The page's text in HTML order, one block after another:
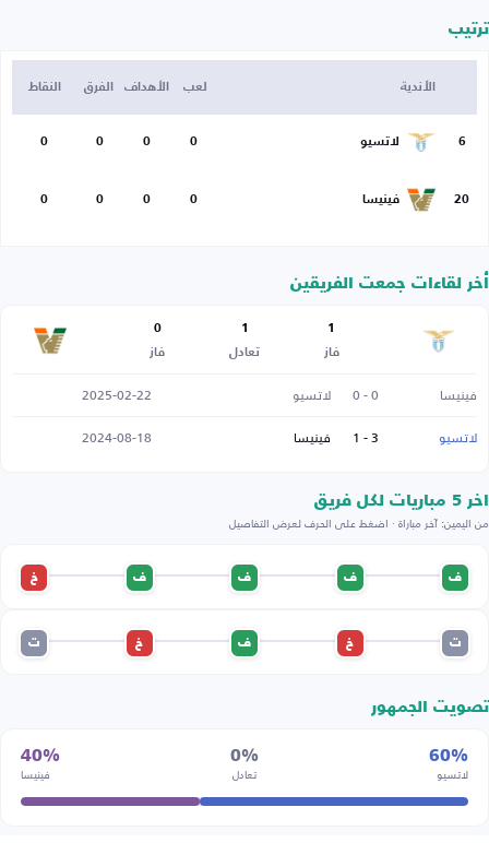
ترتيب
الأندية لعب الأهداف الفرق النقاط
6 لاتسيو 0
0
0
0
20 فينيسا 0
0
0
0
أخر لقاءات جمعت الفريقين
1
فاز
1
تعادل
0
فاز
فينيسا 0 - 0 لاتسيو
2025-02-22
لاتسيو
3 - 1 فينيسا 2024-08-18
اخر 5 مباريات لكل فريق
من اليمين: آخر مباراة · اضغط على الحرف لعرض التفاصيل
ف ف ف ف خ
ت خ ف خ ت
تصويت الجمهور
60%
لاتسيو
0%
تعادل
40%
فينيسا